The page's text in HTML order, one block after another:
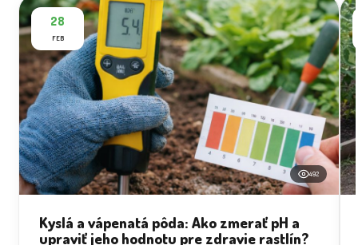
28
FEB
492
Kyslá a vápenatá pôda: Ako zmerať pH a
upraviť jeho hodnotu pre zdravie rastlín?